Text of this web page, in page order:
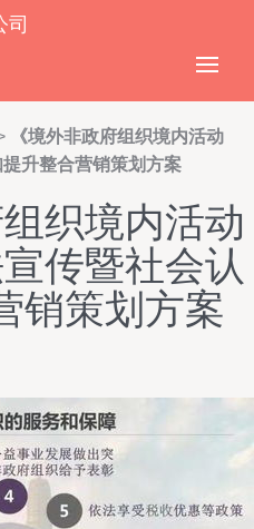
《境外非政府组织境内活动
升整合营销策划方案
组织境内活动
传暨社会认
销策划方案